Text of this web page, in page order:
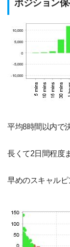
ポジション
平均8時間以内で
長くて2日間程度
早めのスキャルピ